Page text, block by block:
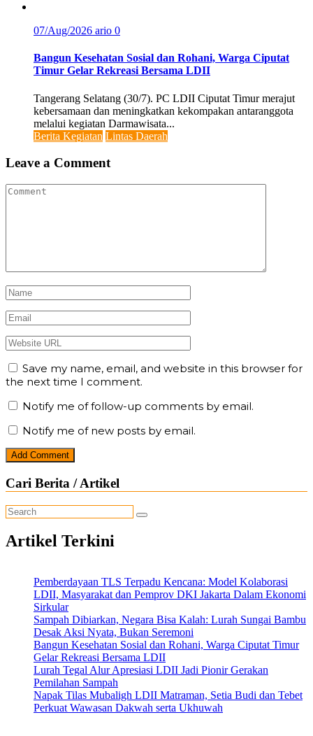
07/Aug/2026 ario 0
Bangun Kesehatan Sosial dan Rohani, Warga Ciputat
Timur Gelar Rekreasi Bersama LDII
Tangerang Selatang (30/7). PC LDII Ciputat Timur merajut
kebersamaan dan meningkatkan kekompakan antaranggota
melalui kegiatan Darmawisata...
Berita Kegiatan Lintas Daerah
Leave a Comment
Save my name, email, and website in this browser for
the next time I comment.
Notify me of follow-up comments by email.
Notify me of new posts by email.
Cari Berita / Artikel
Artikel Terkini
Pemberdayaan TLS Terpadu Kencana: Model Kolaborasi
LDII, Masyarakat dan Pemprov DKI Jakarta Dalam Ekonomi
Sirkular
Sampah Dibiarkan, Negara Bisa Kalah: Lurah Sungai Bambu
Desak Aksi Nyata, Bukan Seremoni
Bangun Kesehatan Sosial dan Rohani, Warga Ciputat Timur
Gelar Rekreasi Bersama LDII
Lurah Tegal Alur Apresiasi LDII Jadi Pionir Gerakan
Pemilahan Sampah
Napak Tilas Mubaligh LDII Matraman, Setia Budi dan Tebet
Perkuat Wawasan Dakwah serta Ukhuwah